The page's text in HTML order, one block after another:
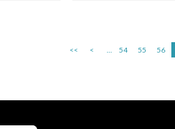
<< < ... 54 55 56